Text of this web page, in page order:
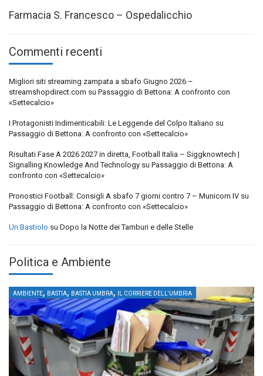
Farmacia S. Francesco – Ospedalicchio
Commenti recenti
Migliori siti streaming zampata a sbafo Giugno 2026 –
streamshopdirect.com su Passaggio di Bettona: A confronto con
«Settecalcio»
I Protagonisti Indimenticabili: Le Leggende del Colpo Italiano su
Passaggio di Bettona: A confronto con «Settecalcio»
Risultati Fase A 2026 2027 in diretta, Football Italia – Siggknowtech |
Signalling Knowledge And Technology su Passaggio di Bettona: A
confronto con «Settecalcio»
Pronostici Football: Consigli A sbafo 7 giorni contro 7 – Municorn IV su
Passaggio di Bettona: A confronto con «Settecalcio»
Un Bastiolo su Dopo la Notte dei Tamburi e delle Stelle
Politica e Ambiente
AMBIENTE, BASTIA, BASTIA UMBRA, IL CORRIERE DELL'UMBRIA